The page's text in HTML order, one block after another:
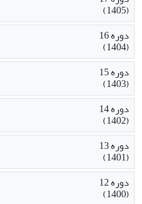
(1405)
دوره 16
(1404)
دوره 15
(1403)
دوره 14
(1402)
دوره 13
(1401)
دوره 12
(1400)